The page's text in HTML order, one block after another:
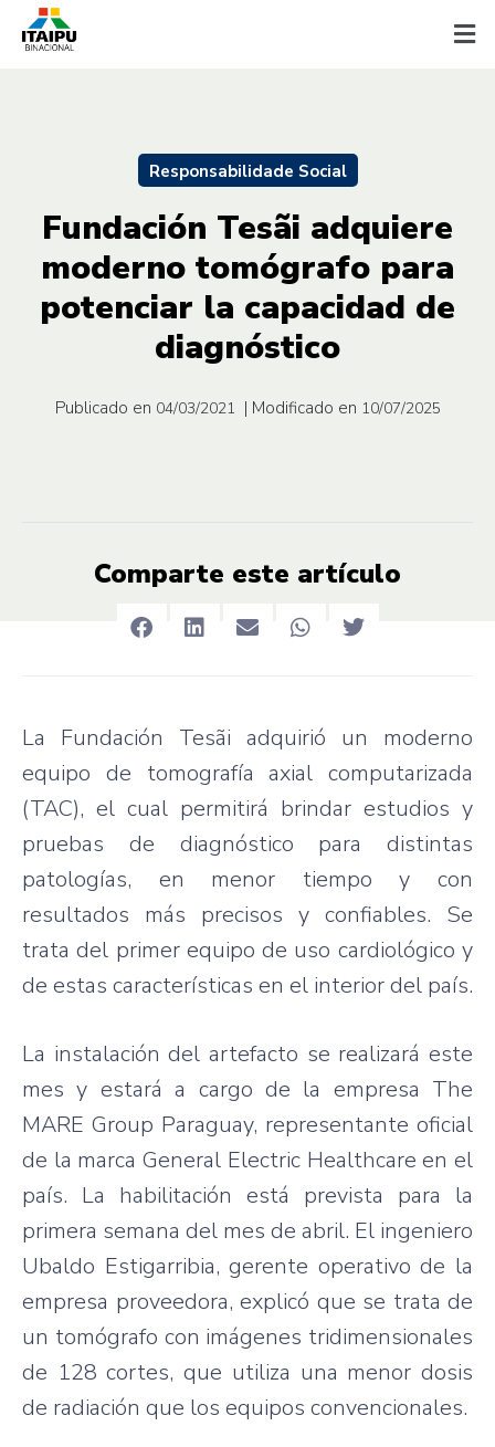
Responsabilidade Social
Fundación Tesãi adquiere
moderno tomógrafo para
potenciar la capacidad de
diagnóstico
Publicado en 04/03/2021 | Modificado en 10/07/2025
Comparte este artículo
La Fundación Tesãi adquirió un moderno
equipo de tomografía axial computarizada
(TAC), el cual permitirá brindar estudios y
pruebas de diagnóstico para distintas
patologías, en menor tiempo y con
resultados más precisos y confiables. Se
trata del primer equipo de uso cardiológico y
de estas características en el interior del país.
La instalación del artefacto se realizará este
mes y estará a cargo de la empresa The
MARE Group Paraguay, representante oficial
de la marca General Electric Healthcare en el
país. La habilitación está prevista para la
primera semana del mes de abril. El ingeniero
Ubaldo Estigarribia, gerente operativo de la
empresa proveedora, explicó que se trata de
un tomógrafo con imágenes tridimensionales
de 128 cortes, que utiliza una menor dosis
de radiación que los equipos convencionales.